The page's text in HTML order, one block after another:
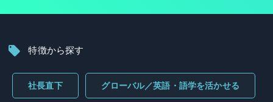
特徴から探す
社長直下 グローバル／英語・語学を活かせる